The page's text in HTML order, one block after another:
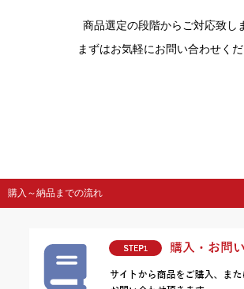
商品選定の段階からご対応致し
まずはお気軽にお問い合わせくだ
購入～納品までの流れ